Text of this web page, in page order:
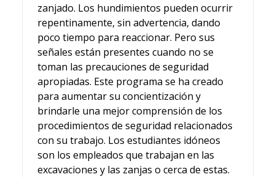
zanjado. Los hundimientos pueden ocurrir
repentinamente, sin advertencia, dando
poco tiempo para reaccionar. Pero sus
señales están presentes cuando no se
toman las precauciones de seguridad
apropiadas. Este programa se ha creado
para aumentar su concientización y
brindarle una mejor comprensión de los
procedimientos de seguridad relacionados
con su trabajo. Los estudiantes idóneos
son los empleados que trabajan en las
excavaciones y las zanjas o cerca de estas.